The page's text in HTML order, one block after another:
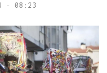
- 08:23